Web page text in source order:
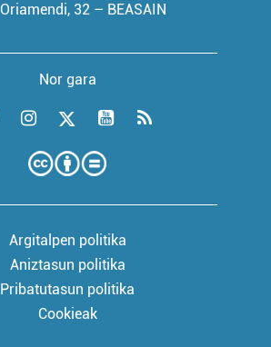
Oriamendi, 32 – BEASAIN
Nor gara
Argitalpen politika
Aniztasun politika
Pribatutasun politika
Cookieak